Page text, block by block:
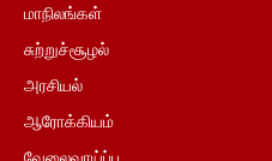
மாநிலங்கள்
சுற்றுச்சூழல்
அரசியல்
ஆரோக்கியம்